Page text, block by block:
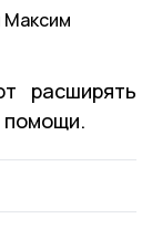
Максим
расширять
помощи.